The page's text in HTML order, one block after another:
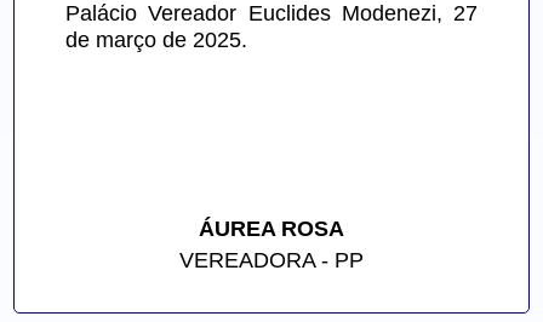
Palácio Vereador Euclides Modenezi, 27
de março de 2025.
ÁUREA ROSA
VEREADORA - PP